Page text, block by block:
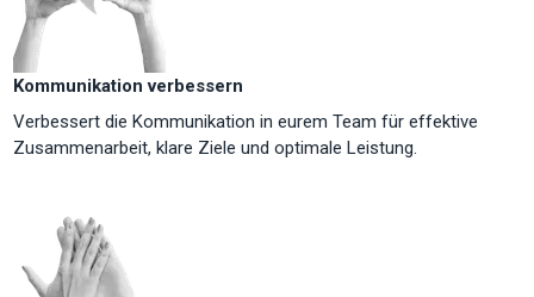
Kommunikation verbessern
Verbessert die Kommunikation in eurem Team für effektive
Zusammenarbeit, klare Ziele und optimale Leistung.